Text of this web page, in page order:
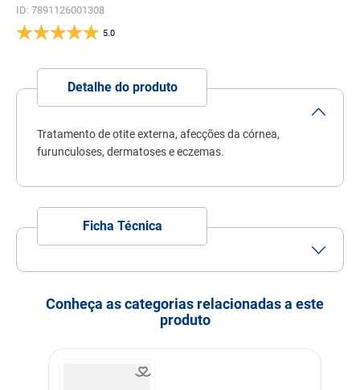
ID: 7891126001308
5.0
Detalhe do produto
Tratamento de otite externa, afecções da córnea,
furunculoses, dermatoses e eczemas.
Ficha Técnica
PequenoMédioGrandeGigante
Idade AdultoFilhoteIdoso
Modo de uso
1 jato para cada 6,5 cm² de
Conheça as categorias relacionadas a este
produto
6º
7º
quatree